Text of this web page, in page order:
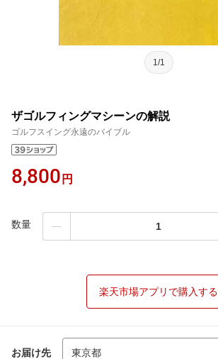
1/1
ザゴルフィングマシーンの解説
ゴルフスイング永遠のバイブル
8,800 円
数量
楽天市場アプリで購入する
お届け先